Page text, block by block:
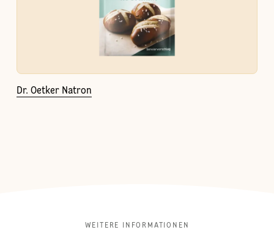
Dr. Oetker Natron
WEITERE INFORMATIONEN